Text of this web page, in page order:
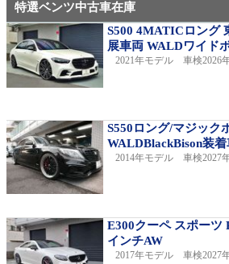
特選ベンツ中古車在庫
S500 4MATICロング
展車両 WALDワイド
2021年モデル 車検2026
S550ロング/マジック
WALDBlackBison装着
2014年モデル 車検2027
E300クーペ スポーツ
インチAW
2017年モデル 車検2027